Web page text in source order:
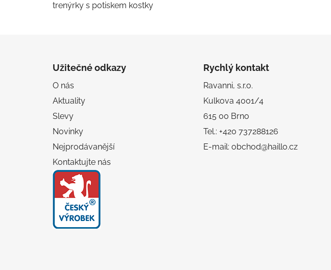
hvězdiček.
trenýrky s potiskem kostky
Užitečné odkazy
O nás
Aktuality
Slevy
Novinky
Nejprodávanější
Kontaktujte nás
Rychlý kontakt
Ravanni, s.r.o.
Kulkova 4001/4
615 00 Brno
Tel.: +420 737288126
E-mail: obchod@haillo.cz